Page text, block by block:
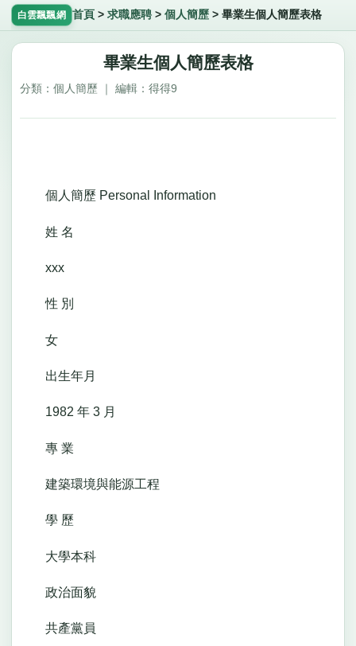
白雲飄飄網 首頁 > 求職應聘> 個人簡歷> 畢業生個人簡歷表格
畢業生個人簡歷表格
分類：個人簡歷 ｜ 編輯：得得9
個人簡歷 Personal Information
姓 名
xxx
性 別
女
出生年月
1982 年 3 月
專 業
建築環境與能源工程
學 歷
大學本科
政治面貌
共產黨員